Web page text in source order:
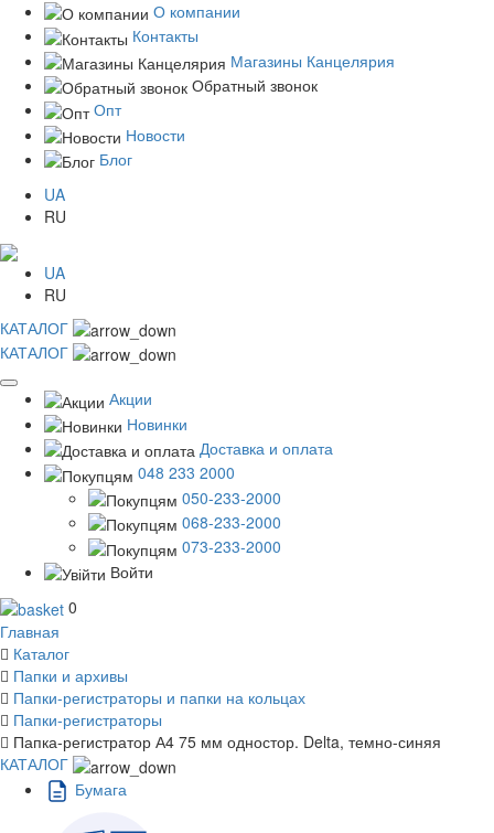
О компании
Контакты
Магазины Канцелярия
Обратный звонок
Опт
Новости
Блог
UA
RU
UA
RU
КАТАЛОГ
КАТАЛОГ
Акции
Новинки
Доставка и оплата
048 233 2000
050-233-2000
068-233-2000
073-233-2000
Войти
0
Главная
Каталог
Папки и архивы
Папки-регистраторы и папки на кольцах
Папки-регистраторы
Папка-регистратор А4 75 мм одностор. Delta, темно-синяя
КАТАЛОГ
Бумага